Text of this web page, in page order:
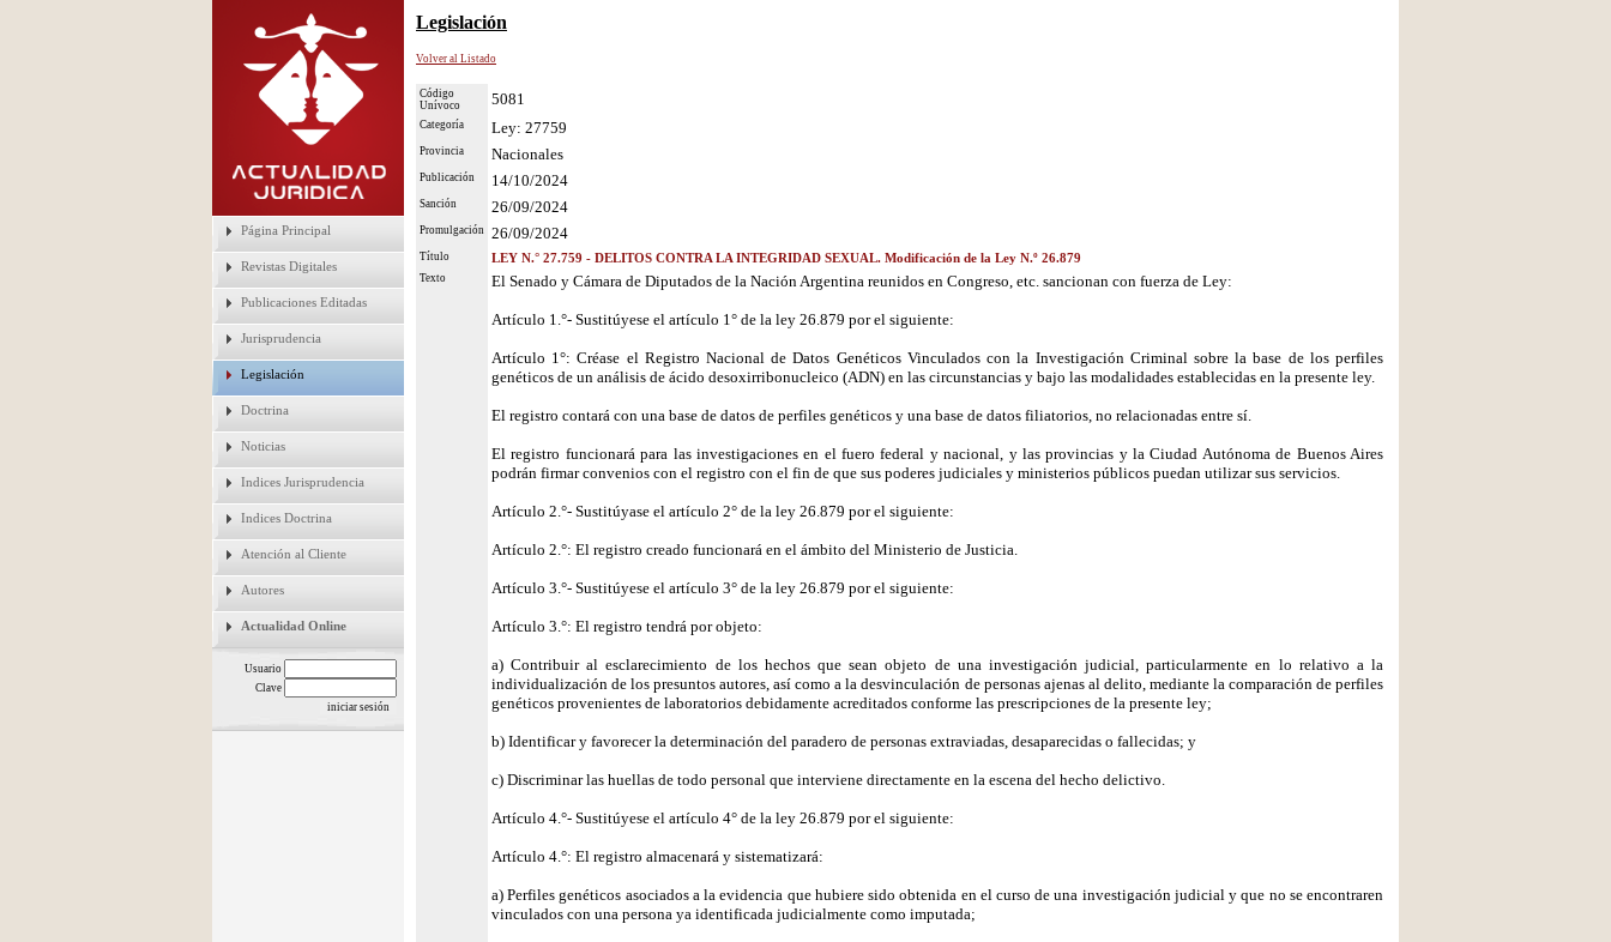
Página Principal
Revistas Digitales
Publicaciones Editadas
Jurisprudencia
Legislación
Doctrina
Noticias
Indices Jurisprudencia
Indices Doctrina
Atención al Cliente
Autores
Actualidad Online
Usuario
Clave
Legislación
Volver al Listado
Código
Unívoco
5081
Categoría Ley: 27759
Provincia Nacionales
Publicación 14/10/2024
Sanción 26/09/2024
Promulgación 26/09/2024
Título LEY N.° 27.759 - DELITOS CONTRA LA INTEGRIDAD SEXUAL. Modificación de la Ley N.º 26.879
Texto El Senado y Cámara de Diputados de la Nación Argentina reunidos en Congreso, etc. sancionan con fuerza de Ley:
Artículo 1.°- Sustitúyese el artículo 1° de la ley 26.879 por el siguiente:
Artículo 1°: Créase el Registro Nacional de Datos Genéticos Vinculados con la Investigación Criminal sobre la base de los perfiles
genéticos de un análisis de ácido desoxirribonucleico (ADN) en las circunstancias y bajo las modalidades establecidas en la presente ley.
El registro contará con una base de datos de perfiles genéticos y una base de datos filiatorios, no relacionadas entre sí.
El registro funcionará para las investigaciones en el fuero federal y nacional, y las provincias y la Ciudad Autónoma de Buenos Aires
podrán firmar convenios con el registro con el fin de que sus poderes judiciales y ministerios públicos puedan utilizar sus servicios.
Artículo 2.°- Sustitúyase el artículo 2° de la ley 26.879 por el siguiente:
Artículo 2.°: El registro creado funcionará en el ámbito del Ministerio de Justicia.
Artículo 3.°- Sustitúyese el artículo 3° de la ley 26.879 por el siguiente:
Artículo 3.°: El registro tendrá por objeto:
a) Contribuir al esclarecimiento de los hechos que sean objeto de una investigación judicial, particularmente en lo relativo a la
individualización de los presuntos autores, así como a la desvinculación de personas ajenas al delito, mediante la comparación de perfiles
genéticos provenientes de laboratorios debidamente acreditados conforme las prescripciones de la presente ley;
b) Identificar y favorecer la determinación del paradero de personas extraviadas, desaparecidas o fallecidas; y
c) Discriminar las huellas de todo personal que interviene directamente en la escena del hecho delictivo.
Artículo 4.°- Sustitúyese el artículo 4° de la ley 26.879 por el siguiente:
Artículo 4.°: El registro almacenará y sistematizará:
a) Perfiles genéticos asociados a la evidencia que hubiere sido obtenida en el curso de una investigación judicial y que no se encontraren
vinculados con una persona ya identificada judicialmente como imputada;